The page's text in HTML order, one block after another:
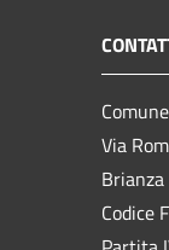
Via
Brianza
Codice